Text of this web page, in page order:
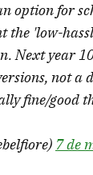
option for
the 'low-
Next year
not a
fine/good
7 de